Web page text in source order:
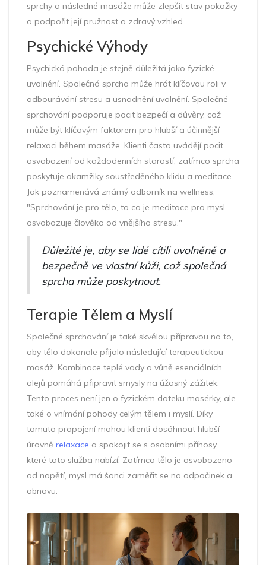
sprchy a následné masáže může zlepšit stav pokožky
a podpořit její pružnost a zdravý vzhled.
Psychické Výhody
Psychická pohoda je stejně důležitá jako fyzické
uvolnění. Společná sprcha může hrát klíčovou roli v
odbourávání stresu a usnadnění uvolnění. Společné
sprchování podporuje pocit bezpečí a důvěry, což
může být klíčovým faktorem pro hlubší a účinnější
relaxaci během masáže. Klienti často uvádějí pocit
osvobození od každodenních starostí, zatímco sprcha
poskytuje okamžiky soustředěného klidu a meditace.
Jak poznamenává známý odborník na wellness,
"Sprchování je pro tělo, to co je meditace pro mysl,
osvobozuje člověka od vnějšího stresu."
Důležité je, aby se lidé cítili uvolněně a
bezpečně ve vlastní kůži, což společná
sprcha může poskytnout.
Terapie Tělem a Myslí
Společné sprchování je také skvělou přípravou na to,
aby tělo dokonale přijalo následující terapeutickou
masáž. Kombinace teplé vody a vůně esenciálních
olejů pomáhá připravit smysly na úžasný zážitek.
Tento proces není jen o fyzickém doteku masérky, ale
také o vnímání pohody celým tělem i myslí. Díky
tomuto propojení mohou klienti dosáhnout hlubší
úrovně relaxace a spokojit se s osobními přínosy,
které tato služba nabízí. Zatímco tělo je osvobozeno
od napětí, mysl má šanci zaměřit se na odpočinek a
obnovu.